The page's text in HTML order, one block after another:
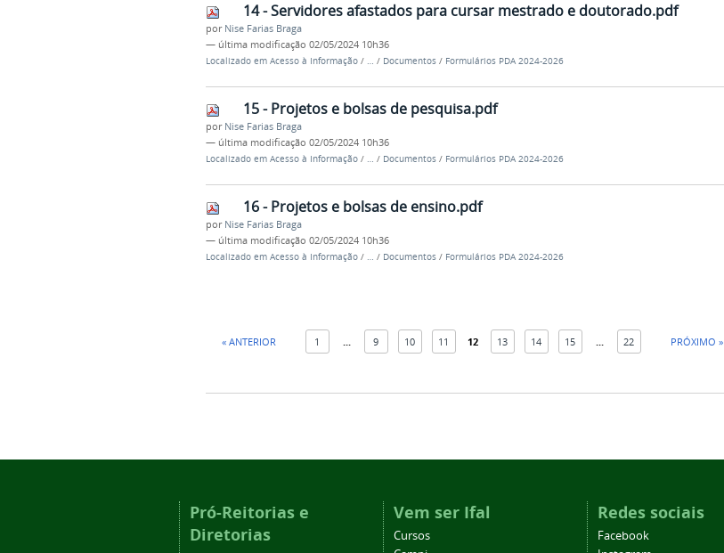
14 - Servidores afastados para cursar mestrado e doutorado.pdf
por Nise Farias Braga
— última modificação 02/05/2024 10h36
Localizado em Acesso à Informação / … / Documentos / Formulários PDA 2024-2026
15 - Projetos e bolsas de pesquisa.pdf
por Nise Farias Braga
— última modificação 02/05/2024 10h36
Localizado em Acesso à Informação / … / Documentos / Formulários PDA 2024-2026
16 - Projetos e bolsas de ensino.pdf
por Nise Farias Braga
— última modificação 02/05/2024 10h36
Localizado em Acesso à Informação / … / Documentos / Formulários PDA 2024-2026
« ANTERIOR 1 9 10 11 12 13 14 15 22 PRÓXIMO »
Pró-Reitorias e
Diretorias
Vem ser Ifal
Cursos
Redes sociais
Facebook